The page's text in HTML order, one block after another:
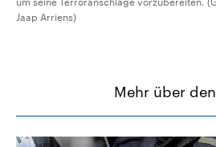
Jaap Arriens)
Mehr über den